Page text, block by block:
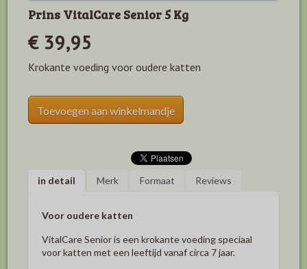
Prins VitalCare Senior 5 Kg
€ 39,95
Krokante voeding voor oudere katten
Toevoegen aan winkelmandje
in detail Merk Formaat Reviews
Voor oudere katten
VitalCare Senior is een krokante voeding speciaal
voor katten met een leeftijd vanaf circa 7 jaar.